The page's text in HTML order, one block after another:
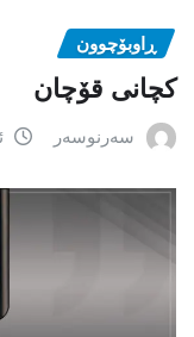
ڕاوبۆچوون
کچانی قۆچان
سەرنوسەر